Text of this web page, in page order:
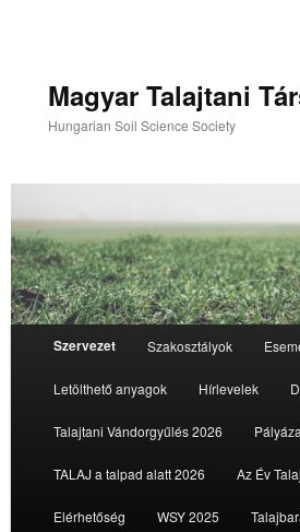
Magyar Talajtani
Hungarian Soil Science Society
Szervezet Szakosztályok
Letölthető anyagok Hírlevelek
Talajtani Vándorgyűlés 2026
TALAJ a talpad alatt 2026 Az Év
Elérhetőség WSY 2025